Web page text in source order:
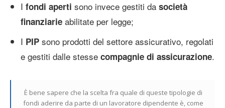
I fondi aperti sono invece gestiti da società
finanziarie abilitate per legge;
I PIP sono prodotti del settore assicurativo, regolati
e gestiti dalle stesse compagnie di assicurazione.
È bene sapere che la scelta fra quale di queste tipologie di
fondi aderire da parte di un lavoratore dipendente è, come